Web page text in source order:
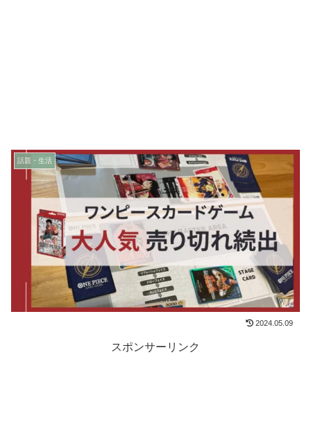
話題・生活
2024.05.09
スポンサーリンク